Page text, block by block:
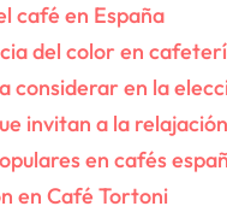
café en España
del color en
considerar en la
invitan a la relajación
en cafés
en Café Tortoni